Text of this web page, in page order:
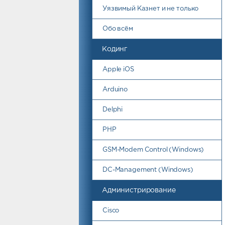
Уязвимый Казнет и не только
Обо всём
Кодинг
Apple iOS
Arduino
Delphi
PHP
GSM-Modem Control (Windows)
DC-Management (Windows)
Администрирование
Cisco